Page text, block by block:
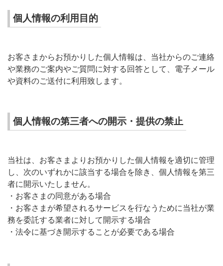
個人情報の利用目的
お客さまからお預かりした個人情報は、当社からのご連絡
や業務のご案内やご質問に対する回答として、電子メール
や資料のご送付に利用致します。
個人情報の第三者への開示・提供の禁止
当社は、お客さまよりお預かりした個人情報を適切に管理
し、次のいずれかに該当する場合を除き、個人情報を第三
者に開示いたしません。
・お客さまの同意がある場合
・お客さまが希望されるサービスを行なうために当社が業
務を委託する業者に対して開示する場合
・法令に基づき開示することが必要である場合